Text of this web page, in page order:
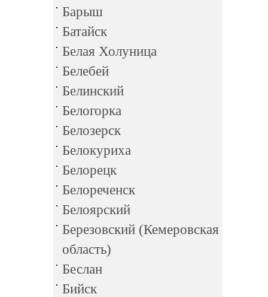
Барыш
Батайск
Белая Холуница
Белебей
Белинский
Белогорка
Белозерск
Белокуриха
Белорецк
Белореченск
Белоярский
Березовский (Кемеровская
область)
Беслан
Бийск